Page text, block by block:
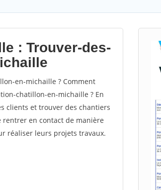
: Trouver-des-
en-michaille ? Comment
chatillon-en-michaille ? En
clients et trouver des chantiers
en contact de manière
réaliser leurs projets travaux.